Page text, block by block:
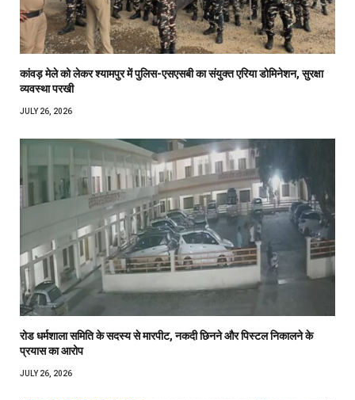
कांवड़ मेले को लेकर श्यामपुर में पुलिस-एसएसबी का संयुक्त एरिया डोमिनेशन, सुरक्षा
व्यवस्था परखी
JULY 26, 2026
रोड धर्मशाला समिति के सदस्य से मारपीट, नकदी छिनने और पिस्टल निकालने के
प्रयास का आरोप
JULY 26, 2026